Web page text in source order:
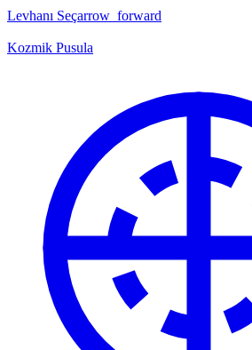
Levhanı Seçarrow_forward
Kozmik Pusula